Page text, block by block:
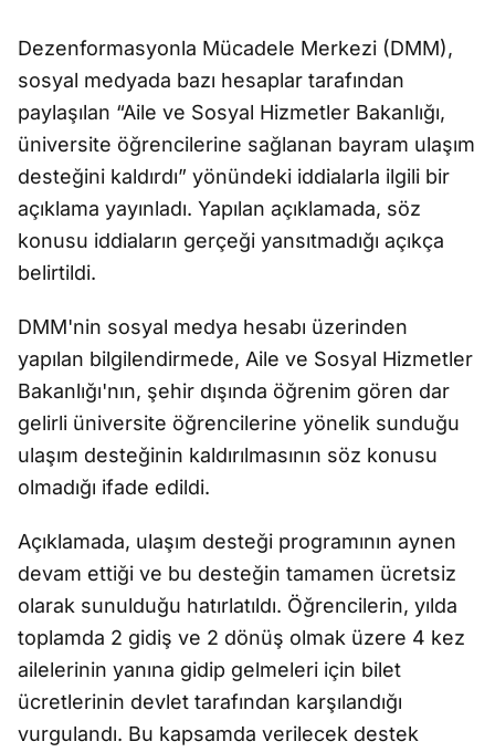
Dezenformasyonla Mücadele Merkezi (DMM),
sosyal medyada bazı hesaplar tarafından
paylaşılan “Aile ve Sosyal Hizmetler Bakanlığı,
üniversite öğrencilerine sağlanan bayram ulaşım
desteğini kaldırdı” yönündeki iddialarla ilgili bir
açıklama yayınladı. Yapılan açıklamada, söz
konusu iddiaların gerçeği yansıtmadığı açıkça
belirtildi.
DMM'nin sosyal medya hesabı üzerinden
yapılan bilgilendirmede, Aile ve Sosyal Hizmetler
Bakanlığı'nın, şehir dışında öğrenim gören dar
gelirli üniversite öğrencilerine yönelik sunduğu
ulaşım desteğinin kaldırılmasının söz konusu
olmadığı ifade edildi.
Açıklamada, ulaşım desteği programının aynen
devam ettiği ve bu desteğin tamamen ücretsiz
olarak sunulduğu hatırlatıldı. Öğrencilerin, yılda
toplamda 2 gidiş ve 2 dönüş olmak üzere 4 kez
ailelerinin yanına gidip gelmeleri için bilet
ücretlerinin devlet tarafından karşılandığı
vurgulandı. Bu kapsamda verilecek destek